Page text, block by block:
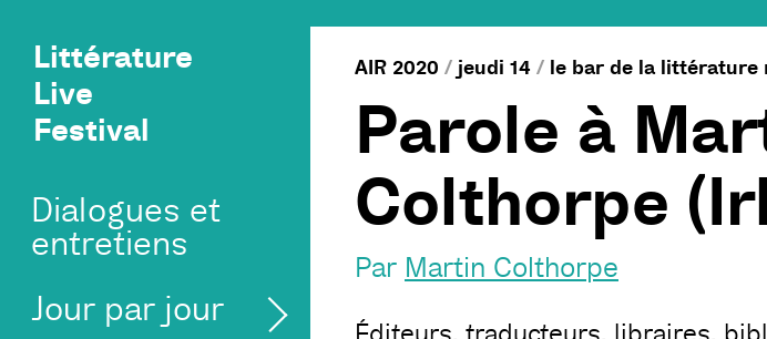
Littérature
Live
Festival
Dialogues et
entretiens
Jour par jour
AIR 2020 / jeudi 14 / le bar de la littérature
Parole à
Colthorpe
Par Martin Colthorpe